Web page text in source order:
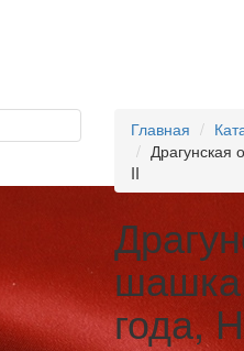
Главная
Драгунская
II
шашка
года,